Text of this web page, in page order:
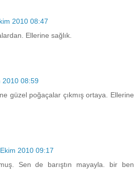
2010 08:47
Ellerine sağlık.
2010 08:59
güzel poğaçalar çıkmış ortaya. Ellerine
2010 09:17
Sen de barıştın mayayla. bir ben